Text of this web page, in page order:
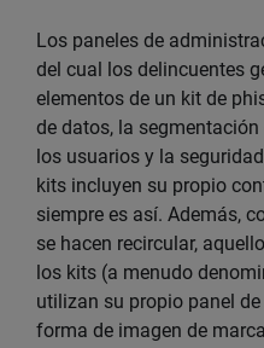
Los paneles de
del cual los delincuentes
elementos de un kit de
de datos, la
los usuarios y la
kits incluyen su propio
siempre es así. Además,
se hacen recircular,
los kits (a menudo
utilizan su propio panel
forma de imagen de